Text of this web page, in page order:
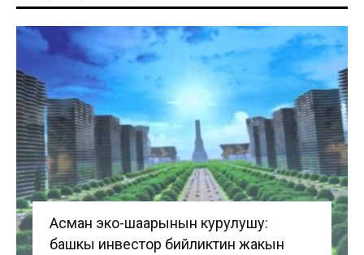
Асман эко-шаарынын курулушу:
башкы инвестор бийликтин жакын